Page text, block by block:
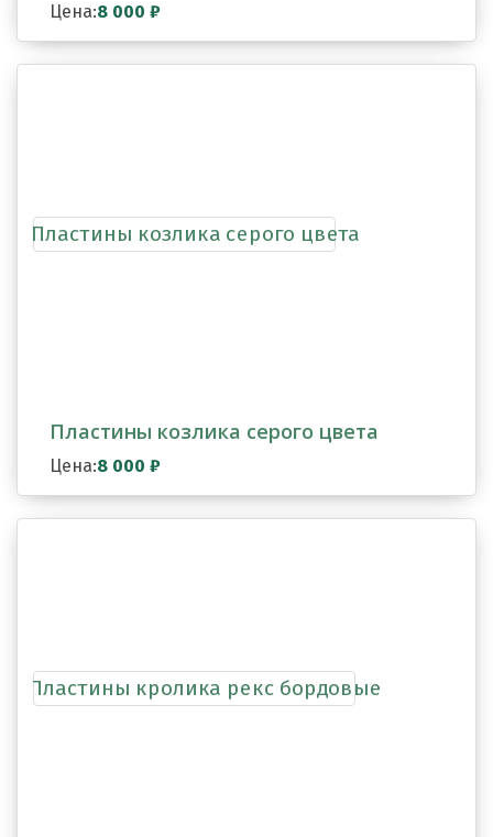
Цена:8 000 ₽
Пластины козлика серого цвета
Цена:8 000 ₽